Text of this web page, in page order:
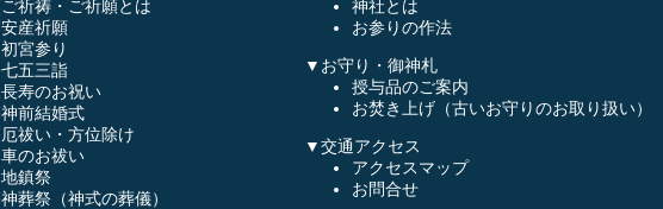
ご祈祷・ご祈願とは
安産祈願
初宮参り
七五三詣
長寿のお祝い
神前結婚式
厄祓い・方位除け
車のお祓い
地鎮祭
神葬祭（神式の葬儀）
神社とは
お参りの作法
▼お守り・御神札
授与品のご案内
お焚き上げ（古いお守りのお取り扱い）
▼交通アクセス
アクセスマップ
お問合せ